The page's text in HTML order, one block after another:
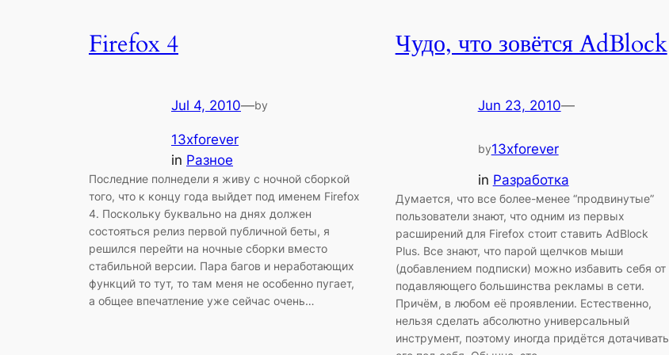
Firefox 4
Jul 4, 2010—by
13xforever
in Разное
Последние полнедели я живу с ночной сборкой
того, что к концу года выйдет под именем Firefox
4. Поскольку буквально на днях должен
состояться релиз первой публичной беты, я
решился перейти на ночные сборки вместо
стабильной версии. Пара багов и неработающих
функций то тут, то там меня не особенно пугает,
а общее впечатление уже сейчас очень…
Чудо, что зовётся AdBlock
Jun 23, 2010—
by13xforever
in Разработка
Думается, что все более-менее “продвинутые”
пользователи знают, что одним из первых
расширений для Firefox стоит ставить AdBlock
Plus. Все знают, что парой щелчков мыши
(добавлением подписки) можно избавить себя от
подавляющего большинства рекламы в сети.
Причём, в любом её проявлении. Естественно,
нельзя сделать абсолютно универсальный
инструмент, поэтому иногда придётся дотачивать